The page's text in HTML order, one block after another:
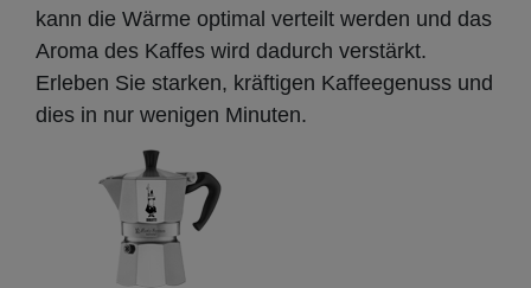
kann die Wärme optimal verteilt werden und das
Aroma des Kaffes wird dadurch verstärkt.
Erleben Sie starken, kräftigen Kaffeegenuss und
dies in nur wenigen Minuten.